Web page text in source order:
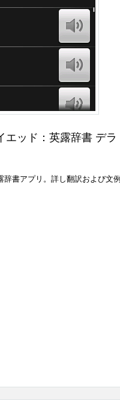
エッド：英露辞書 デラ
書アプリ。詳し翻訳および文例